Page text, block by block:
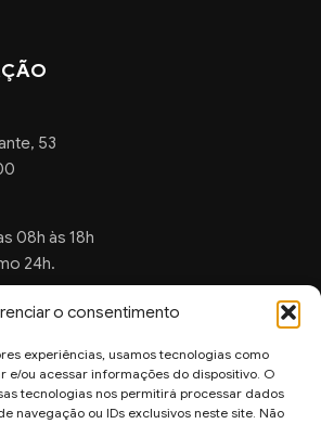
o consentimento
experiências, usamos tecnologias como
e/ou acessar informações do dispositivo. O
tecnologias nos permitirá processar dados
navegação ou IDs exclusivos neste site. Não
53
08h às 18h
24h.